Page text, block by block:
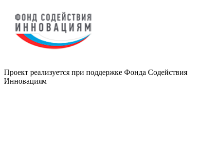
Проект реализуется при поддержке Фонда Содействия
Инновациям